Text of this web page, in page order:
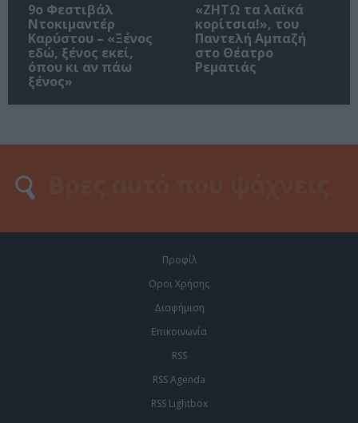
9ο Φεστιβάλ
Ντοκιμαντέρ
Καρύστου – «Ξένος
εδώ, ξένος εκεί,
όπου κι αν πάω
ξένος»
«ΖΗΤΩ τα λαϊκά
κορίτσια!», του
Παντελή Αμπαζή
στο Θέατρο
Ρεματιάς
Προφίλ
Οροι Χρήσης
Διαφήμιση
Επικοινωνία
RSS
RSS Agenda
RSS Lightbox